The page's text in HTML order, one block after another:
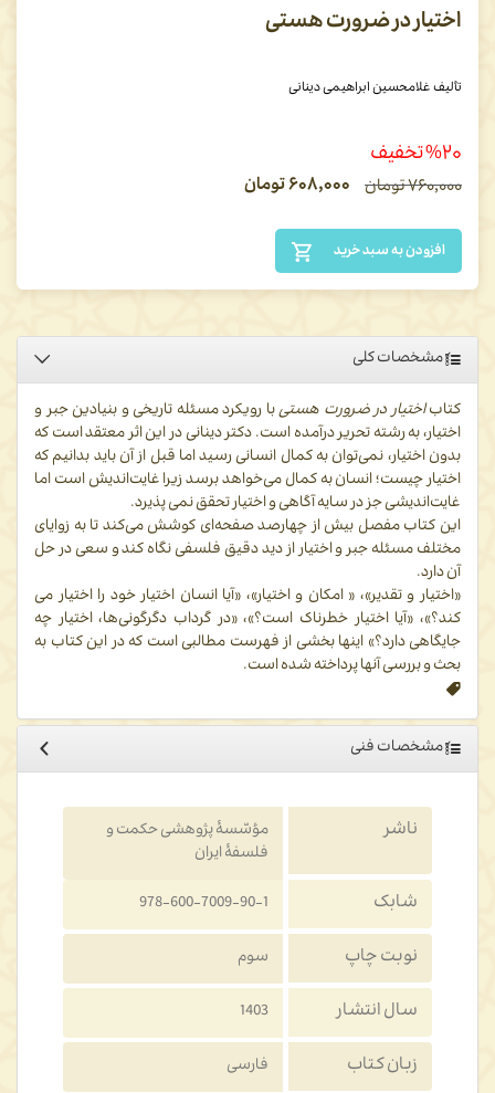
اختیار در ضرورت هستی
تألیف غلامحسین ابراهیمی دینانی
۷۶۰,۰۰۰تومان ۶۰۸,۰۰۰تومان
%۲۰ تخفیف
افزودن به سبد خرید
مشخصات کلی
کتاباختیار در ضرورت هستیبا رویکرد مسئله تاریخی و بنیادین جبر و
اختیار، به رشته تحریر درآمده است. دکتر دینانی در این اثر معتقد است که
بدون اختیار، نمی‌توان به کمال انسانی رسید اما قبل از آن باید بدانیم که
اختیار چیست؛ انسان به کمال می‌خواهد برسد زیرا غایت‌اندیش است اما
غایت‌اندیشی جز در سایه آگاهی و اختیار تحقق نمی پذیرد.
این کتاب مفصل بیش از چهارصد صفحه‌ای کوشش می‌کند تا به زوایای
مختلف مسئله جبر و اختیار از دید دقیق فلسفی نگاه کند و سعی در حل
آن دارد.
«اختیار و تقدیر»، « امکان و اختیار»، «آیا انسان اختیار خود را اختیار می
کند؟»، «آیا اختیار خطرناک است؟»، «در گرداب دگرگونی‌ها، اختیار چه
جایگاهی دارد؟» اینها بخشی از فهرست مطالبی است که در این کتاب به
بحث و بررسی آنها پرداخته شده است.
مشخصات فنی
ناشر
مؤسّسۀ پژوهشی حکمت و
فلسفۀ ایران
شابک 978-600-7009-90-1
نوبت چاپ سوم
سال انتشار 1403
زبان کتاب فارسی